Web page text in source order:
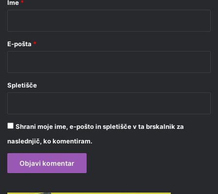
Ime *
E-pošta *
Spletišče
Shrani moje ime, e-pošto in spletišče v ta brskalnik za
naslednjič, ko komentiram.